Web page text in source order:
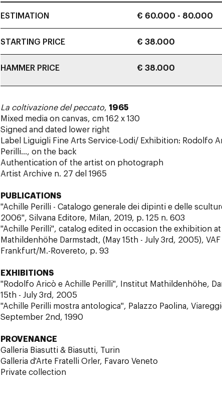
ESTIMATION € 60.000 - 80.000
STARTING PRICE € 38.000
HAMMER PRICE € 38.000
La coltivazione del peccato, 1965
Mixed media on canvas, cm 162 x 130
Signed and dated lower right
Label Liguigli Fine Arts Service-Lodi/ Exhibition: Rodolfo
Perilli..., on the back
Authentication of the artist on photograph
Artist Archive n. 27 del 1965
PUBLICATIONS
"Achille Perilli - Catalogo generale dei dipinti e delle
2006", Silvana Editore, Milan, 2019, p. 125 n. 603
"Achille Perilli", catalog edited in occasion the exhibition
Mathildenhöhe Darmstadt, (May 15th - July 3rd, 2005),
Frankfurt/M.-Rovereto, p. 93
EXHIBITIONS
"Rodolfo Aricò e Achille Perilli", Institut Mathildenhöhe,
15th - July 3rd, 2005
"Achille Perilli mostra antologica", Palazzo Paolina,
September 2nd, 1990
PROVENANCE
Galleria Biasutti & Biasutti, Turin
Galleria d'Arte Fratelli Orler, Favaro Veneto
Private collection